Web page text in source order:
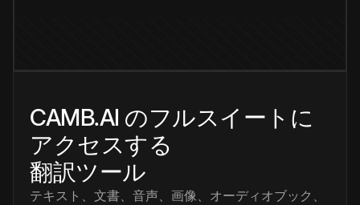
CAMB.AI のフルスイートに
アクセスする
翻訳ツール
テキスト、文書、音声、画像、オーディオブック、